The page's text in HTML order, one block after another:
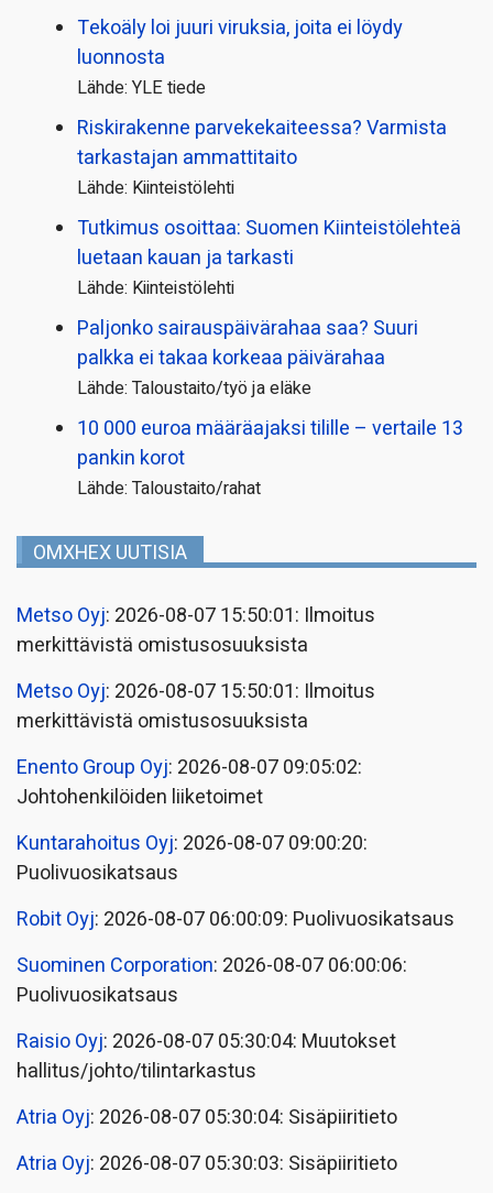
Tekoäly loi juuri viruksia, joita ei löydy
luonnosta
Lähde: YLE tiede
Riskirakenne parvekekaiteessa? Varmista
tarkastajan ammattitaito
Lähde: Kiinteistölehti
Tutkimus osoittaa: Suomen Kiinteistölehteä
luetaan kauan ja tarkasti
Lähde: Kiinteistölehti
Paljonko sairauspäivä­rahaa saa? Suuri
palkka ei takaa korkeaa päivärahaa
Lähde: Taloustaito/työ ja eläke
10 000 euroa määräajaksi tilille – vertaile 13
pankin korot
Lähde: Taloustaito/rahat
OMXHEX UUTISIA
Metso Oyj: 2026-08-07 15:50:01: Ilmoitus
merkittävistä omistusosuuksista
Metso Oyj: 2026-08-07 15:50:01: Ilmoitus
merkittävistä omistusosuuksista
Enento Group Oyj: 2026-08-07 09:05:02:
Johtohenkilöiden liiketoimet
Kuntarahoitus Oyj: 2026-08-07 09:00:20:
Puolivuosikatsaus
Robit Oyj: 2026-08-07 06:00:09: Puolivuosikatsaus
Suominen Corporation: 2026-08-07 06:00:06:
Puolivuosikatsaus
Raisio Oyj: 2026-08-07 05:30:04: Muutokset
hallitus/johto/tilintarkastus
Atria Oyj: 2026-08-07 05:30:04: Sisäpiiritieto
Atria Oyj: 2026-08-07 05:30:03: Sisäpiiritieto